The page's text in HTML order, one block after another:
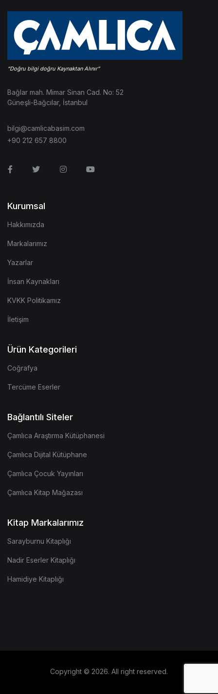
Bağlar mah. Mimar Sinan Cad. No: 52
Güneşli-Bağcılar, İstanbul
bilgi@camlicabasim.com
+90 212 657 8800
FacebookTwitterInstagramYoutube
Kurumsal
Hakkımızda
Markalarımız
Yazarlar
İnsan Kaynakları
KVKK Politikamız
İletişim
Ürün Kategorileri
Coğrafya
Tercüme Eserler
Bağlantılı Siteler
Çamlıca Araştırma Kütüphanesi
Çamlıca Dijital Kütüphane
Çamlıca Çocuk Yayınları
Çamlıca Kitap Mağazası
Kitap Markalarımız
Sarayburnu Kitaplığı
Nadir Eserler Kitaplığı
Hamidiye Kitaplığı
Copyright © 2026. All right reserved.